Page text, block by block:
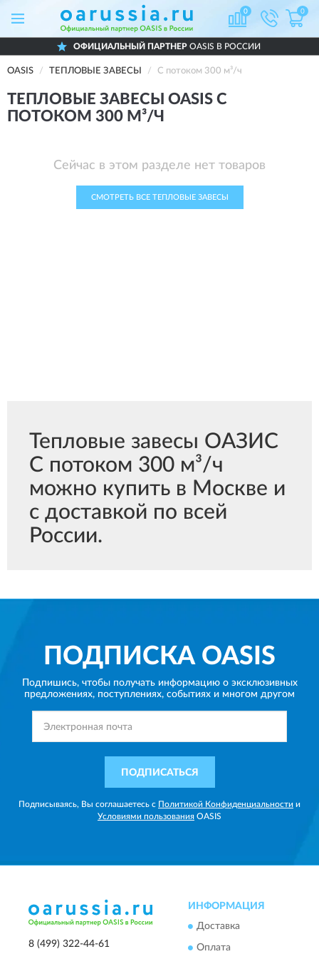
0 0
ОФИЦИАЛЬНЫЙ ПАРТНЕР OASIS В РОССИИ
OASIS ТЕПЛОВЫЕ ЗАВЕСЫ С потоком 300 м³/ч
ТЕПЛОВЫЕ ЗАВЕСЫ OASIS С
ПОТОКОМ 300 М³/Ч
Сейчас в этом разделе нет товаров
СМОТРЕТЬ ВСЕ ТЕПЛОВЫЕ ЗАВЕСЫ
Тепловые завесы ОАЗИС
С потоком 300 м³/ч
можно купить в Москве и
с доставкой по всей
России.
ПОДПИСКА OASIS
Подпишись, чтобы получать информацию о эксклюзивных
предложениях, поступлениях, событиях и многом другом
ПОДПИСАТЬСЯ
Подписываясь, Вы соглашаетесь с Политикой Конфиденциальности и
Условиями пользования OASIS
8 (499) 322-44-61
ИНФОРМАЦИЯ
Доставка
Оплата